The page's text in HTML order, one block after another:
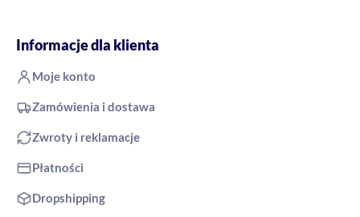
Informacje dla klienta
Moje konto
Zamówienia i dostawa
Zwroty i reklamacje
Płatności
Dropshipping